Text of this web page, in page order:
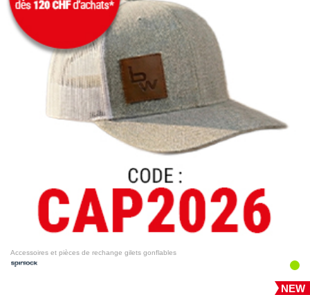
Accessoires et pièces de rechange gilets gonflables
NEW